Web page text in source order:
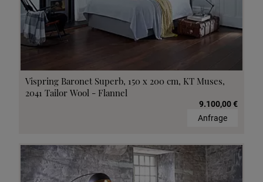
Vispring Baronet Superb, 150 x 200 cm, KT Muses,
2041 Tailor Wool - Flannel
9.100,00 €
Anfrage